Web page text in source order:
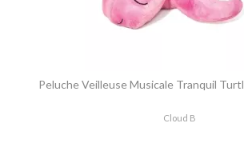
Peluche Veilleuse Musicale Tranquil
Cloud B